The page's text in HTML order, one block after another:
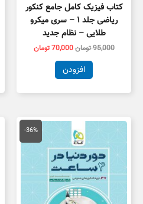
کتاب فیزیک کامل جامع کنکور
ریاضی جلد ۱ – سری میکرو
طلایی – نظام جدید
95,000تومان70,000تومان
افزودن
-36%
قیمت
اصلی
95,000 تومان
بود.
قیمت
فعلی